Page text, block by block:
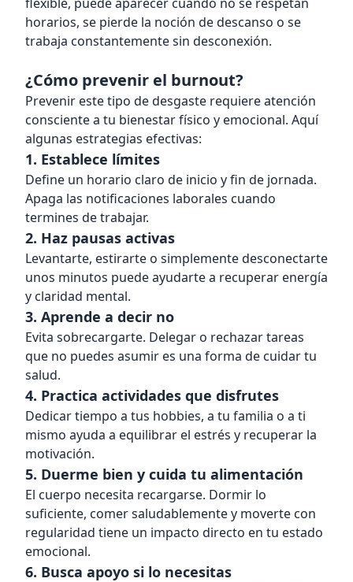
horarios, se pierde la noción de descanso o se
trabaja constantemente sin desconexión.
¿Cómo prevenir el burnout?
Prevenir este tipo de desgaste requiere atención
consciente a tu bienestar físico y emocional. Aquí
algunas estrategias efectivas:
1. Establece límites
Define un horario claro de inicio y fin de jornada.
Apaga las notificaciones laborales cuando
termines de trabajar.
2. Haz pausas activas
Levantarte, estirarte o simplemente desconectarte
unos minutos puede ayudarte a recuperar energía
y claridad mental.
3. Aprende a decir no
Evita sobrecargarte. Delegar o rechazar tareas
que no puedes asumir es una forma de cuidar tu
salud.
4. Practica actividades que disfrutes
Dedicar tiempo a tus hobbies, a tu familia o a ti
mismo ayuda a equilibrar el estrés y recuperar la
motivación.
5. Duerme bien y cuida tu alimentación
El cuerpo necesita recargarse. Dormir lo
suficiente, comer saludablemente y moverte con
regularidad tiene un impacto directo en tu estado
emocional.
6. Busca apoyo si lo necesitas